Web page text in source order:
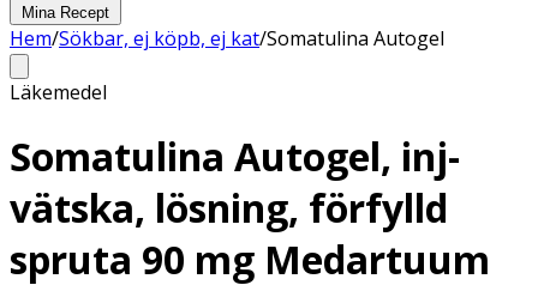
Mina Recept
Hem/Sökbar, ej köpb, ej kat/Somatulina Autogel
Läkemedel
Somatulina Autogel, inj-
vätska, lösning, förfylld
spruta 90 mg Medartuum